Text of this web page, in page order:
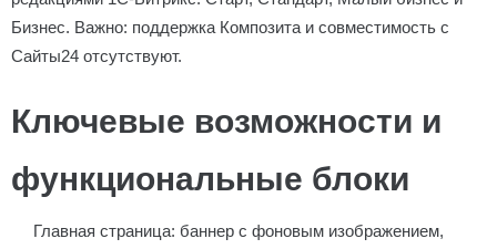
Бизнес. Важно: поддержка Композита и совместимость с
Сайты24 отсутствуют.
Ключевые возможности и
функциональные блоки
Главная страница: баннер с фоновым изображением,